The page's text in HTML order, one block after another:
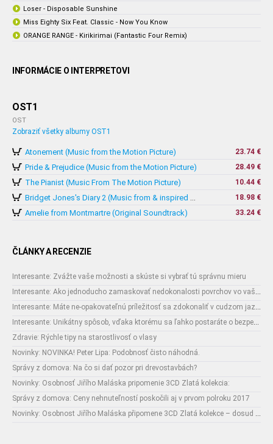
Loser - Disposable Sunshine
Miss Eighty Six Feat. Classic - Now You Know
ORANGE RANGE - Kirikirimai (Fantastic Four Remix)
INFORMÁCIE O INTERPRETOVI
OST1
OST
Zobraziť všetky albumy OST1
Atonement (Music from the Motion Picture) 23.74 €
Pride & Prejudice (Music from the Motion Picture) 28.49 €
The Pianist (Music From The Motion Picture)
10.44 €
Bridget Jones's Diary 2 (Music from & inspired by The Motion Picture)
18.98 €
Amelie from Montmartre (Original Soundtrack) 33.24 €
ČLÁNKY A RECENZIE
Interesante: Zvážte vaše možnosti a skúste si vybrať tú správnu mieru
Interesante: Ako jednoducho zamaskovať nedokonalosti povrchov vo vašom interiéri
Interesante: Máte ne-opakovateľnú príležitosť sa zdokonaliť v cudzom jazyku
Interesante: Unikátny spôsob, vďaka ktorému sa ľahko postaráte o bezpečnosť vašich zásielok
Zdravie: Rýchle tipy na starostlivosť o vlasy
Novinky: NOVINKA! Peter Lipa: Podobnosť čisto náhodná.
Správy z domova: Na čo si dať pozor pri drevostavbách?
Novinky: Osobnosť Jiřího Maláska pripomenie 3CD Zlatá kolekcia:
Správy z domova: Ceny nehnuteľností poskočili aj v prvom polroku 2017
Novinky: Osobnost Jiřího Maláska připomene 3CD Zlatá kolekce – dosud nejobsáhlejší soubor nahrávek legendárního umělce!